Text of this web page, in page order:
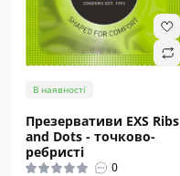
В наявності
Презервативи EXS Ribs
and Dots - точково-
ребристі
0